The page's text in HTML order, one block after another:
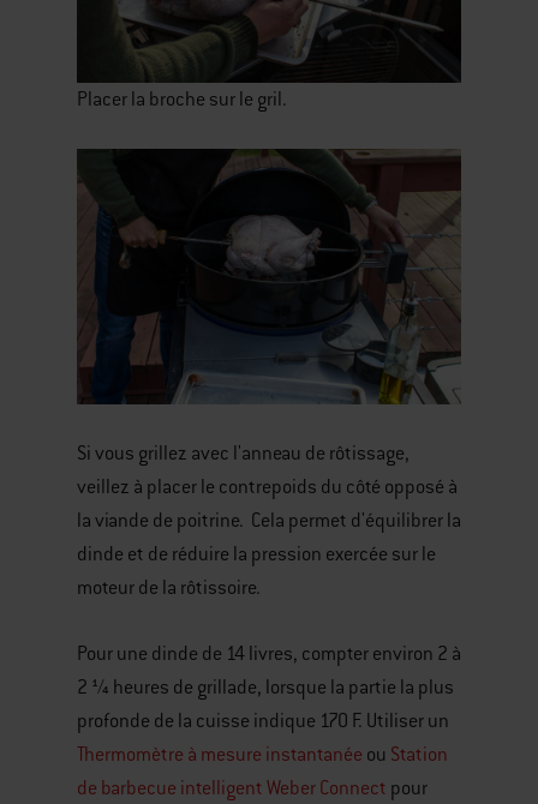
Placer la broche sur le gril.
Si vous grillez avec l'anneau de rôtissage,
veillez à placer le contrepoids du côté opposé à
la viande de poitrine. Cela permet d'équilibrer la
dinde et de réduire la pression exercée sur le
moteur de la rôtissoire.
Pour une dinde de 14 livres, compter environ 2 à
2 ¼ heures de grillade, lorsque la partie la plus
profonde de la cuisse indique 170 F. Utiliser un
Thermomètre à mesure instantanée ou Station
de barbecue intelligent Weber Connect pour